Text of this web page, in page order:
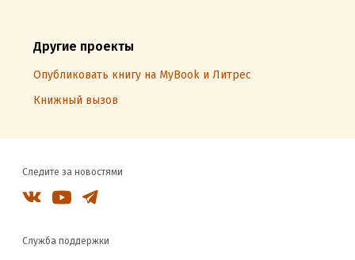
Другие проекты
Опубликовать книгу на MyBook и Литрес
Книжный вызов
Следите за новостями
Служба поддержки